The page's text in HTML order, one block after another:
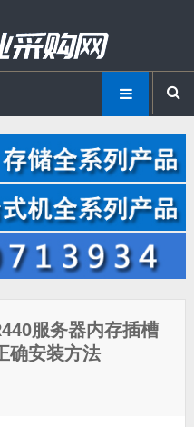
服务器内存插槽
确安装方法